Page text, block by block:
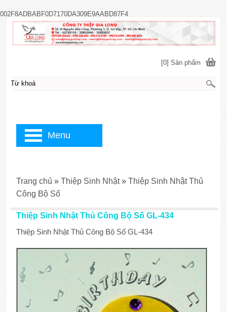
002F8ADBABF0D7170DA309E9AABD87F4
Thiệp Sinh Nhật Thủ Công Bộ Số GL-434
Thiệp Sinh Nhật Thủ Công Bộ Số GL-434
Trang chủ » Thiệp Sinh Nhật » Thiệp Sinh Nhật Thủ
Công Bộ Số
[0] Sản phẩm
Menu